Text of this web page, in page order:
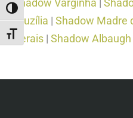
ALTERNAR ALTO CONTRASTE
ALTERNAR TAMANHO DA
Shadow Varginha |
Cruzília |Shadow Madre
Gerais |Shadow Albaugh